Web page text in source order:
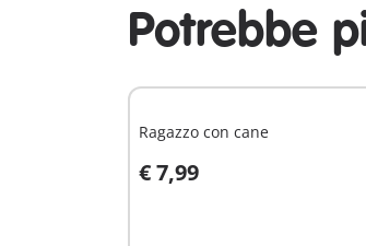
Potrebbe
Ragazzo con cane
€ 7,99
Aggiungi al carrello